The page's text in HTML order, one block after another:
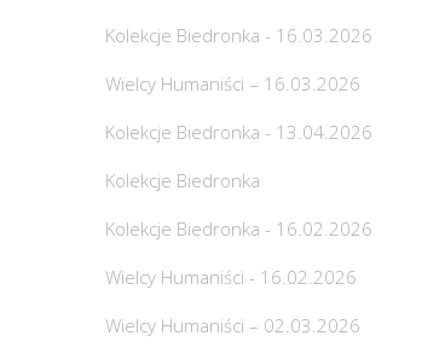
Kolekcje Biedronka - 16.03.2026
Wielcy Humaniści – 16.03.2026
Kolekcje Biedronka - 13.04.2026
Kolekcje Biedronka
Kolekcje Biedronka - 16.02.2026
Wielcy Humaniści - 16.02.2026
Wielcy Humaniści – 02.03.2026